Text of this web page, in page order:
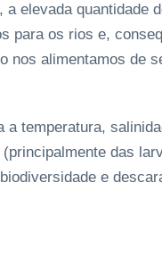
elevada quantidade
para os rios e,
nos alimentamos de
temperatura,
das
e